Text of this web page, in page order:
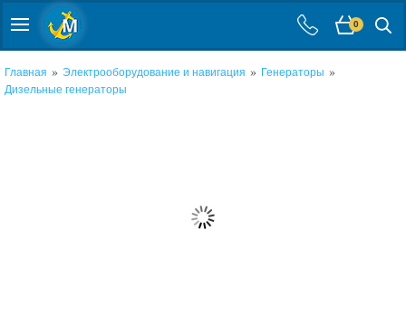
0
Главная » Электрооборудование и навигация » Генераторы »
Дизельные генераторы